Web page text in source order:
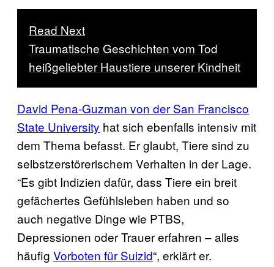
Read Next
Traumatische Geschichten vom Tod
heißgeliebter Haustiere unserer Kindheit
David Pena-Guzman von der San Francisco
State University hat sich ebenfalls intensiv mit
dem Thema befasst. Er glaubt, Tiere sind zu
selbstzerstörerischem Verhalten in der Lage.
“Es gibt Indizien dafür, dass Tiere ein breit
gefächertes Gefühlsleben haben und so
auch negative Dinge wie PTBS,
Depressionen oder Trauer erfahren – alles
häufig Vorboten für Suizid“, erklärt er.